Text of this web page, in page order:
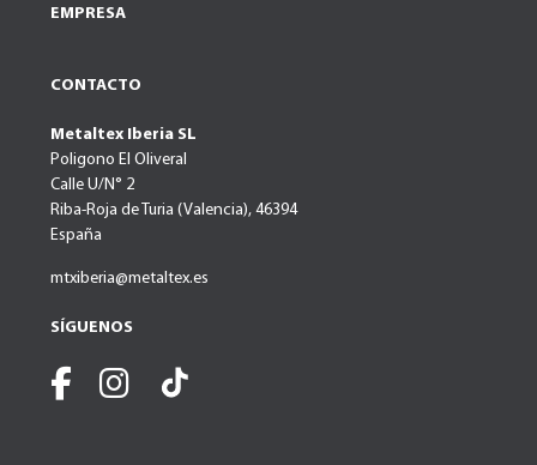
EMPRESA
CONTACTO
Metaltex Iberia SL
Poligono El Oliveral
Calle U/N° 2
Riba-Roja de Turia (Valencia), 46394
España
mtxiberia@metaltex.es
SÍGUENOS